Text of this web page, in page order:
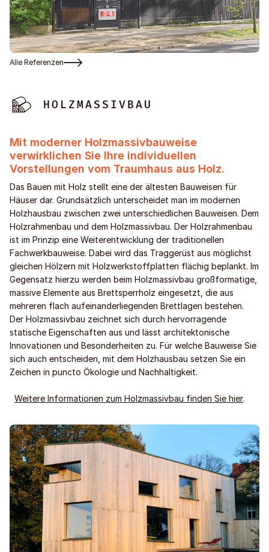
Alle Referenzen
HOLZMASSIVBAU
Mit moderner Holzmassivbauweise
verwirklichen Sie Ihre individuellen
Vorstellungen vom Traumhaus aus Holz.
Das Bauen mit Holz stellt eine der ältesten Bauweisen für
Häuser dar. Grundsätzlich unterscheidet man im modernen
Holzhausbau zwischen zwei unterschiedlichen Bauweisen. Dem
Holzrahmenbau und dem Holzmassivbau. Der Holzrahmenbau
ist im Prinzip eine Weiterentwicklung der traditionellen
Fachwerkbauweise. Dabei wird das Traggerüst aus möglichst
gleichen Hölzern mit Holzwerkstoffplatten flächig beplankt. Im
Gegensatz hierzu werden beim Holzmassivbau großformatige,
massive Elemente aus Brettsperrholz eingesetzt, die aus
mehreren flach aufeinanderliegenden Brettlagen bestehen.
Der Holzmassivbau zeichnet sich durch hervorragende
statische Eigenschaften aus und lässt architektonische
Innovationen und Besonderheiten zu. Für welche Bauweise Sie
sich auch entscheiden, mit dem Holzhausbau setzen Sie ein
Zeichen in puncto Ökologie und Nachhaltigkeit.
Weitere Informationen zum Holzmassivbau finden Sie hier.